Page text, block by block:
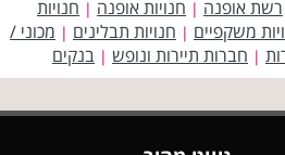
רשת אופנה | חנויות אופנה | חנויות
משקפיים | חנויות תבלינים | מכוני /
| חברות תיירות ונופש | בנקים